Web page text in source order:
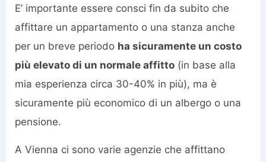
E’ importante essere consci fin da subito che
affittare un appartamento o una stanza anche
per un breve periodo ha sicuramente un costo
più elevato di un normale affitto (in base alla
mia esperienza circa 30-40% in più), ma è
sicuramente più economico di un albergo o una
pensione.
A Vienna ci sono varie agenzie che affittano